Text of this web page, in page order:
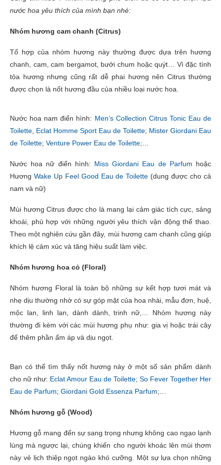
nước hoa yêu thích của mình bạn nhé:
Nhóm hương cam chanh (Citrus)
Tổ hợp của nhóm hương này thường được dựa trên hương
chanh, cam, cam bergamot, bưởi chum hoặc quýt… Vì đặc tính
tỏa hương nhưng cũng rất dễ phai hương nên Citrus thường
được chọn là nốt hương đầu của nhiều loại nước hoa.
Nước hoa nam điển hình: Men’s Collection Citrus Tonic Eau de
Toilette Eclat Homme Sport Eau de Toilette; Mister Giordani Eau
de Toilette; Venture Power Eau de Toilette;…
Nước hoa nữ điển hình: Miss Giordani Eau de Parfum hoặc
Hương Wake Up Feel Good Eau de Toilette (dung được cho cả
nam và nữ)
Mùi hương Citrus được cho là mang lại cảm giác tích cực, sảng
khoái, phù hợp với những người yêu thích vận động thể thao.
Theo một nghiên cứu gần đây, mùi hương cam chanh cũng giúp
khích lệ cảm xúc và tăng hiệu suất làm việc.
Nhóm hương hoa cỏ (Floral)
Nhóm hương Floral là toàn bộ những sự kết hợp tươi mát và
nhẹ dịu thường nhờ có sự góp mặt của hoa nhài, mẫu đơn, huệ,
mộc lan, linh lan, dành dành, trinh nữ,… Nhóm hương này
thường đi kèm với các mùi hương phụ như: gia vị hoặc trái cây
để thêm phần ấm áp và dịu ngọt.
Bạn có thể tìm thấy nốt hương này ở một số sản phẩm dành
cho nữ như: Eclat Amour Eau de Toilette; So Fever Together Her
Eau de Parfum; Giordani Gold Essenza Parfum;…
Nhóm hương gỗ (Wood)
Hương gỗ mang đến sự sang trọng nhưng không cao ngạo lạnh
lùng mà ngược lại, chúng khiến cho người khoác lên mùi thơm
này vẻ lịch thiệp ngọt ngào khó cưỡng. Một sự lựa chọn những